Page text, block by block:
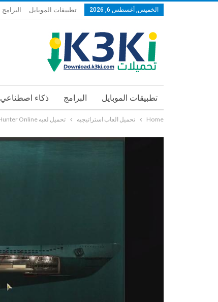
الخميس, أغسطس 6, 2026 تطبيقات الموبايل البرامج
تطبيقات الموبايل البرامج ذكاء اصطناعي
Home تحميل العاب استراتيجيه تحميل لعبه Silent Hunter Online الصياد الصامت